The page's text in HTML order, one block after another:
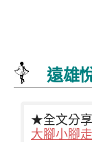
遠雄
★全文分
大腳小腳